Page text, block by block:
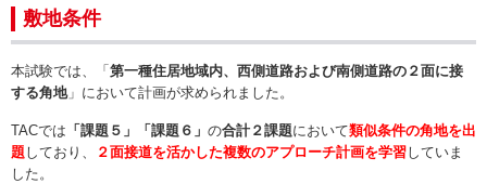
敷地条件
本試験では、「 第一種住居地域内、西側道路および南側道路の２面に接
する角地」において計画が求められました。
TACでは 「課題５」「課題６」 の合計２課題において類似条件の角地を出
題 しており、 ２面接道を活かした複数のアプローチ計画を学習していま
した。